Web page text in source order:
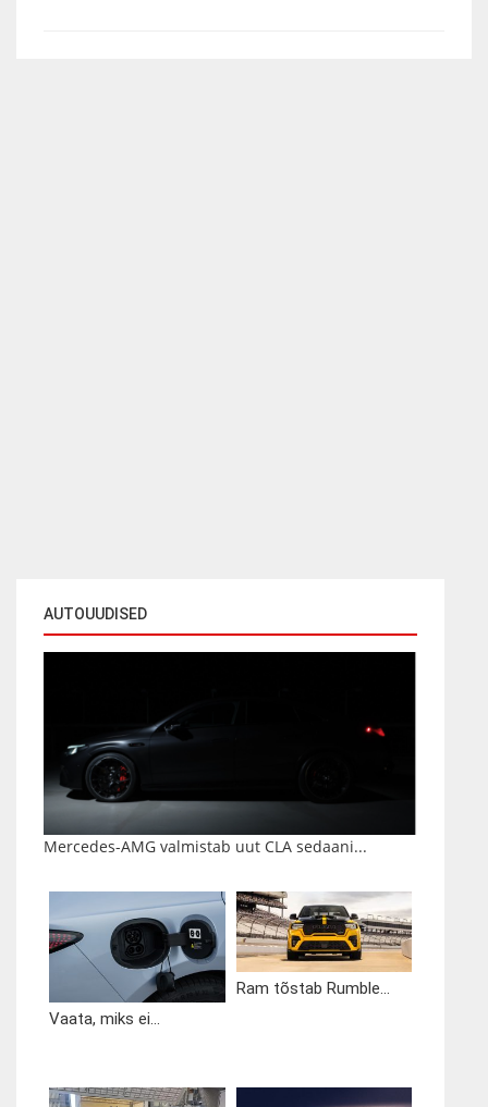
AUTOUUDISED
Mercedes-AMG valmistab uut CLA sedaani...
Vaata, miks ei...
Ram tõstab Rumble...